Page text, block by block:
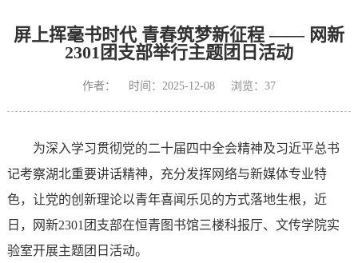
屏上挥毫书时代 青春筑梦新征程 —— 网新
2301团支部举行主题团日活动
作者： 时间：2025-12-08 浏览： 37
为深入学习贯彻党的二十届四中全会精神及习近平总书
记考察湖北重要讲话精神，充分发挥网络与新媒体专业特
色，让党的创新理论以青年喜闻乐见的方式落地生根，近
日，网新2301团支部在恒青图书馆三楼科报厅、文传学院实
验室开展主题团日活动。